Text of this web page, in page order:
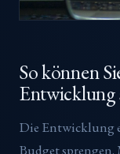
So können
Entwicklung
Die Entwicklung
Budget